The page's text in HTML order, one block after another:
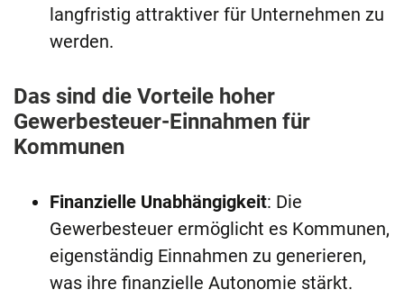
langfristig attraktiver für Unternehmen zu
werden.
Das sind die Vorteile hoher
Gewerbesteuer-Einnahmen für
Kommunen
Finanzielle Unabhängigkeit: Die
Gewerbesteuer ermöglicht es Kommunen,
eigenständig Einnahmen zu generieren,
was ihre finanzielle Autonomie stärkt.